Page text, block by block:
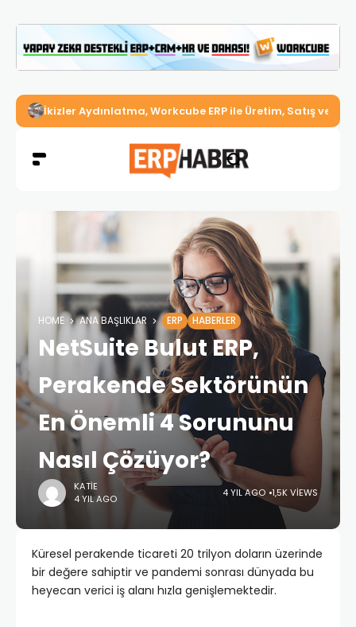
İkizler Aydınlatma, Workcube ERP ile Üretim, Satış ve
HOME ANA BAŞLIKLAR ERP HABERLER
NetSuite Bulut ERP,
Perakende Sektörünün
En Önemli 4 Sorununu
Nasıl Çözüyor?
KATIE
4 YIL AGO
4 YIL AGO 1,5K VIEWS
Küresel perakende ticareti 20 trilyon doların üzerinde
bir değere sahiptir ve pandemi sonrası dünyada bu
heyecan verici iş alanı hızla genişlemektedir.